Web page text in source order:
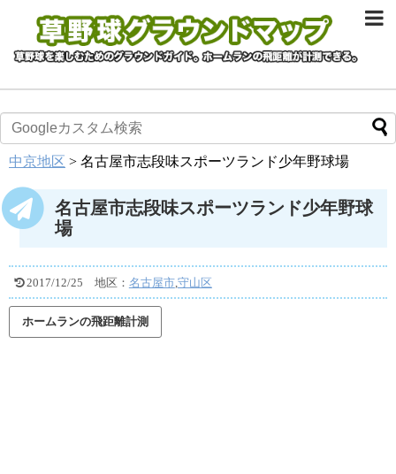
中京地区 > 名古屋市志段味スポーツランド少年野球場
名古屋市志段味スポーツランド少年野球
場
2017/12/25 地区： 名古屋市,守山区